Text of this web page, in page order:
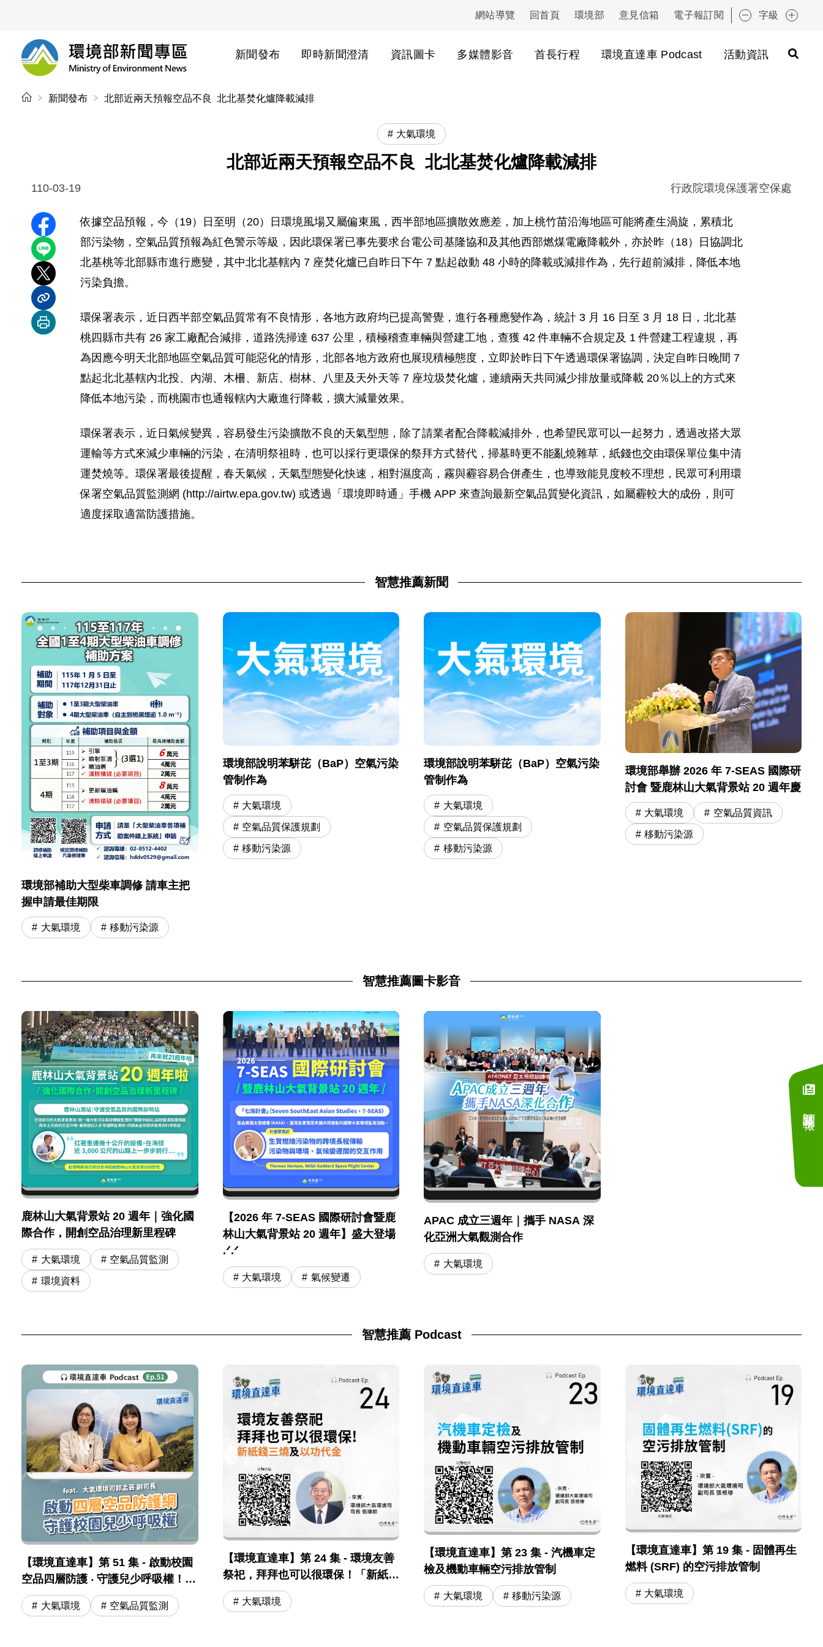
:::
網站導覽 回首頁 環境部 意見信箱 電子報訂閱 字級
環境部新聞專區
新聞發布 即時新聞澄清 資訊圖卡 多媒體影音 首長行程 環境直達車 Podcast 活動資訊
:::
新聞發布 北部近兩天預報空品不良 北北基焚化爐降載減排
大氣環境
北部近兩天預報空品不良 北北基焚化爐降載減排
110-03-19 行政院環境保護署空保處
分享至 Facebook
分享到 LINE
分享到 X
分享內容連結
列印本頁
依據空品預報，今（19）日至明（20）日環境風場又屬偏東風，西半部地區擴散效應差，加上桃竹苗沿海地區可能將產生渦旋，累積北
部污染物，空氣品質預報為紅色警示等級，因此環保署已事先要求台電公司基隆協和及其他西部燃煤電廠降載外，亦於昨（18）日協調北
北基桃等北部縣市進行應變，其中北北基轄內 7 座焚化爐已自昨日下午 7 點起啟動 48 小時的降載或減排作為，先行超前減排，降低本地
污染負擔。
環保署表示，近日西半部空氣品質常有不良情形，各地方政府均已提高警覺，進行各種應變作為，統計 3 月 16 日至 3 月 18 日，北北基
桃四縣市共有 26 家工廠配合減排，道路洗掃達 637 公里，積極稽查車輛與營建工地，查獲 42 件車輛不合規定及 1 件營建工程違規，再
為因應今明天北部地區空氣品質可能惡化的情形，北部各地方政府也展現積極態度，立即於昨日下午透過環保署協調，決定自昨日晚間 7
點起北北基轄內北投、內湖、木柵、新店、樹林、八里及天外天等 7 座垃圾焚化爐，連續兩天共同減少排放量或降載 20％以上的方式來
降低本地污染，而桃園市也通報轄內大廠進行降載，擴大減量效果。
環保署表示，近日氣候變異，容易發生污染擴散不良的天氣型態，除了請業者配合降載減排外，也希望民眾可以一起努力，透過改搭大眾
運輸等方式來減少車輛的污染，在清明祭祖時，也可以採行更環保的祭拜方式替代，掃墓時更不能亂燒雜草，紙錢也交由環保單位集中清
運焚燒等。環保署最後提醒，春天氣候，天氣型態變化快速，相對濕度高，霧與霾容易合併產生，也導致能見度較不理想，民眾可利用環
保署空氣品質監測網 (http://airtw.epa.gov.tw) 或透過「環境即時通」手機 APP 來查詢最新空氣品質變化資訊，如屬霾較大的成份，則可
適度採取適當防護措施。
智慧推薦新聞
環境部補助大型柴車調修 請車主把
握申請最佳期限
大氣環境 移動污染源
環境部說明苯駢芘（BaP）空氣污染
管制作為
大氣環境
空氣品質保護規劃
移動污染源
環境部說明苯駢芘（BaP）空氣污染
管制作為
大氣環境
空氣品質保護規劃
移動污染源
環境部舉辦 2026 年 7-SEAS 國際研
討會 暨鹿林山大氣背景站 20 週年慶
大氣環境 空氣品質資訊
移動污染源
智慧推薦圖卡影音
鹿林山大氣背景站 20 週年｜強化國
際合作，開創空品治理新里程碑
大氣環境 空氣品質監測
環境資料
【2026 年 7-SEAS 國際研討會暨鹿
林山大氣背景站 20 週年】盛大登場
.ᐟ.ᐟ
大氣環境 氣候變遷
APAC 成立三週年｜攜手 NASA 深
化亞洲大氣觀測合作
大氣環境
智慧推薦 Podcast
【環境直達車】第 51 集 - 啟動校園
空品四層防護 ‧ 守護兒少呼吸權！
feat. 大氣司 郭孟芸副司長
大氣環境 空氣品質監測
【環境直達車】第 24 集 - 環境友善
祭祀，拜拜也可以很環保！「新紙錢
三燒」及「以功代金」
大氣環境
【環境直達車】第 23 集 - 汽機車定
檢及機動車輛空污排放管制
大氣環境 移動污染源
【環境直達車】第 19 集 - 固體再生
燃料 (SRF) 的空污排放管制
大氣環境